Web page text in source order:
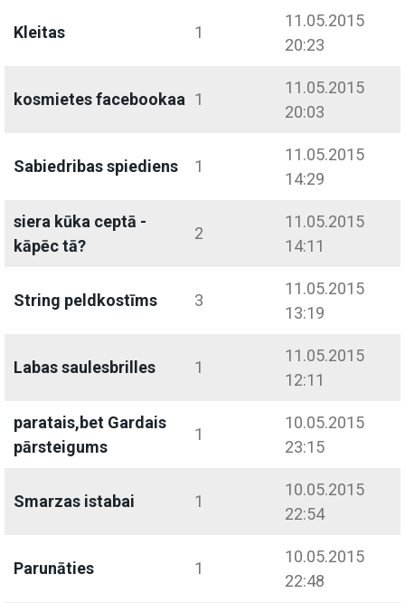
Kleitas 1
11.05.2015
20:23
kosmietes facebookaa 1
11.05.2015
20:03
Sabiedribas spiediens 1
11.05.2015
14:29
siera kūka ceptā -
kāpēc tā?
2
11.05.2015
14:11
String peldkostīms 3
11.05.2015
13:19
Labas saulesbrilles 1
11.05.2015
12:11
paratais,bet Gardais
pārsteigums
1
10.05.2015
23:15
Smarzas istabai 1
10.05.2015
22:54
Parunāties 1
10.05.2015
22:48